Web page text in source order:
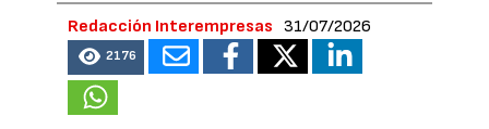
Redacción Interempresas 31/07/2026
2176